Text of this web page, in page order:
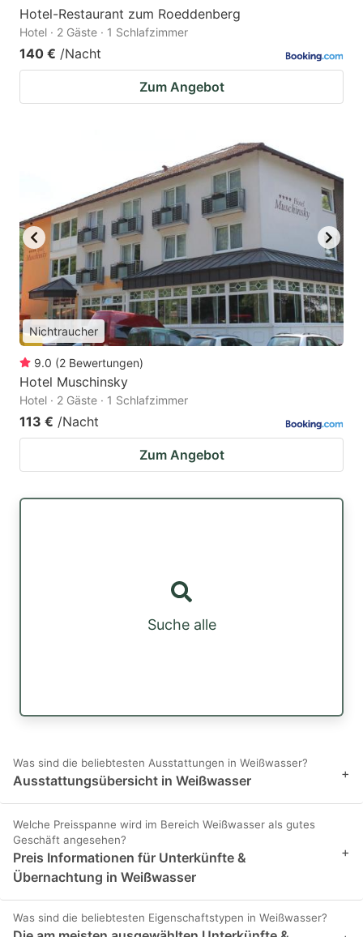
Hotel-Restaurant zum Roeddenberg
Hotel · 2 Gäste · 1 Schlafzimmer
140 € /Nacht
Zum Angebot
Nichtraucher
9.0 (2 Bewertungen)
Hotel Muschinsky
Hotel · 2 Gäste · 1 Schlafzimmer
113 € /Nacht
Zum Angebot
Suche alle
Was sind die beliebtesten Ausstattungen in Weißwasser?
Ausstattungsübersicht in Weißwasser +
Welche Preisspanne wird im Bereich Weißwasser als gutes
Geschäft angesehen?
Preis Informationen für Unterkünfte &
Übernachtung in Weißwasser
+
Was sind die beliebtesten Eigenschaftstypen in Weißwasser?